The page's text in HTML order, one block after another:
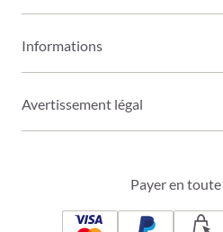
Informations
Avertissement légal
Payer en